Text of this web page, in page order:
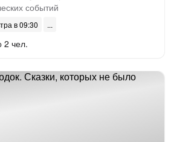
событий
в 09:30
2 чел.